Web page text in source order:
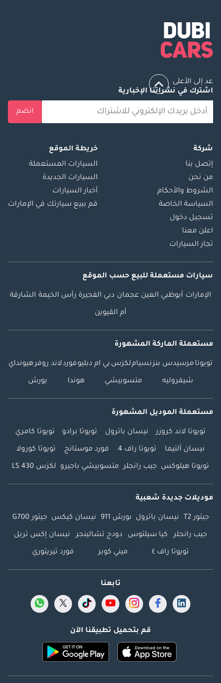
عد إلى الأعلى
اشترك في نشراتنا الإخبارية
انضم
شركة
إتصل بنا
من نحن
الشروط والأحكام
السياسة الخاصة
تسجيل دخول
اعلن معنا
تجار السيارات
خريطة الموقع
السيارات المستعملة
السيارات الجديدة
أخبار السيارات
قم ببيع سيارتك في الإمارات
سيارات مستعملة للبيع حسب الموقع
الإمارات أبوظبي العين عجمان دبي الفجيرة رأس الخيمة الشارقة
أم القيوين
مستعملة الماركة المشهورة
تويوتا مرسيدس بنزنسياملكزس بي ام دبليوفوردلاند روفرهيونداي
شيفروليه متسوبيشي هوندا بورش
مستعملة الموديل المشهورة
تويوتا لاند كروزر نيسان باترول تويوتا برادو تويوتا كامري
نيسان ألتيما تويوتا راف 4 فورد موستانج تويوتا كورولا
تويوتا هيلوكس جيب رانجلر متسوبيشي باجيرو لكزس LS 430
موديلات جديدة شعبية
جيتور T2 نيسان باترول بورش 911 نيسان كيكس جيتور G700
جيب رانجلر كيا سيلتوس دودج تشالينجر نيسان إكس تريل
تويوتا راف ٤ ميني كوبر فورد تيريتوري
تابعنا
قم بتحميل تطبيقنا الآن